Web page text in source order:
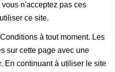
n'acceptez pas ces
ce site.
à tout moment. Les
sur cette page avec une
En continuant à utiliser le site